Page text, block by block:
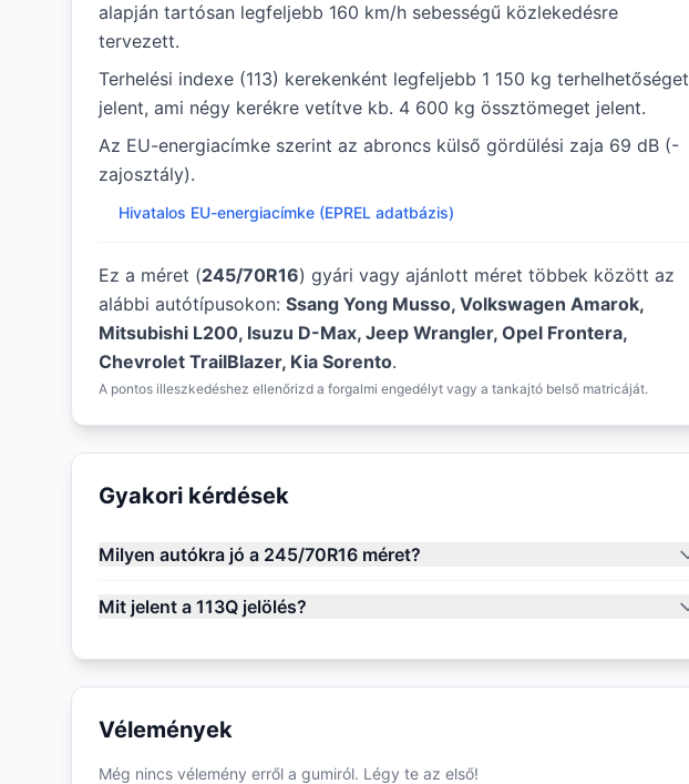
alapján tartósan legfeljebb 160 km/h sebességű közlekedésre
tervezett.
Terhelési indexe (113) kerekenként legfeljebb 1 150 kg terhelhetőséget
jelent, ami négy kerékre vetítve kb. 4 600 kg össztömeget jelent.
Az EU-energiacímke szerint az abroncs külső gördülési zaja 69 dB (-
zajosztály).
Hivatalos EU-energiacímke (EPREL adatbázis)
Ez a méret (245/70R16) gyári vagy ajánlott méret többek között az
alábbi autótípusokon: Ssang Yong Musso, Volkswagen Amarok,
Mitsubishi L200, Isuzu D-Max, Jeep Wrangler, Opel Frontera,
Chevrolet TrailBlazer, Kia Sorento.
A pontos illeszkedéshez ellenőrizd a forgalmi engedélyt vagy a tankajtó belső matricáját.
Gyakori kérdések
Milyen autókra jó a 245/70R16 méret?
Mit jelent a 113Q jelölés?
Vélemények
Még nincs vélemény erről a gumiról. Légy te az első!